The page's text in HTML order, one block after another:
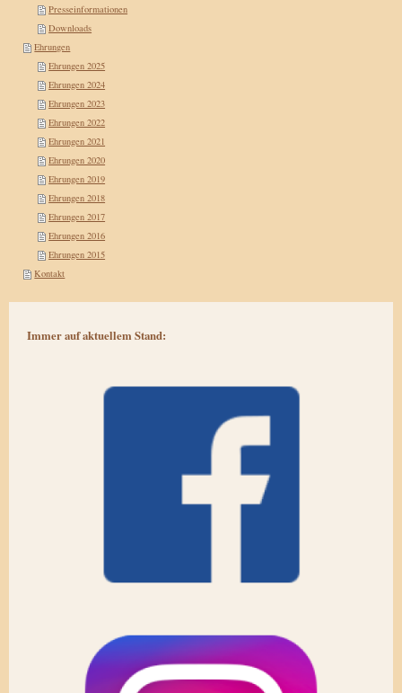
Presseinformationen
Downloads
Ehrungen
Ehrungen 2025
Ehrungen 2024
Ehrungen 2023
Ehrungen 2022
Ehrungen 2021
Ehrungen 2020
Ehrungen 2019
Ehrungen 2018
Ehrungen 2017
Ehrungen 2016
Ehrungen 2015
Kontakt
Immer auf aktuellem Stand: